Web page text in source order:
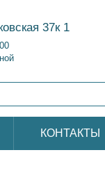
37к 1
КОНТАКТЫ